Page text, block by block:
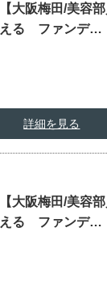
【大阪梅田/美容
える ファンデ…
詳細を見る
【大阪梅田/美容
える ファンデ…